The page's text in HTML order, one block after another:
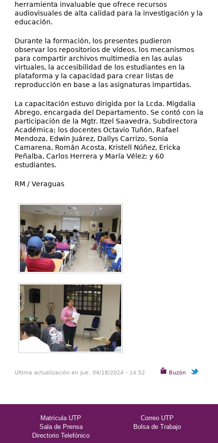
herramienta invaluable que ofrece recursos
audiovisuales de alta calidad para la investigación y la
educación.
Durante la formación, los presentes pudieron
observar los repositorios de vídeos, los mecanismos
para compartir archivos multimedia en las aulas
virtuales, la accesibilidad de los estudiantes en la
plataforma y la capacidad para crear listas de
reproducción en base a las asignaturas impartidas.
La capacitación estuvo dirigida por la Lcda. Migdalia
Abrego, encargada del Departamento. Se contó con la
participación de la Mgtr. Itzel Saavedra, Subdirectora
Académica; los docentes Octavio Tuñón, Rafael
Mendoza, Edwin Juárez, Dallys Carrizo, Sonia
Camarena, Román Acosta, Kristell Núñez, Ericka
Peñalba, Carlos Herrera y María Vélez; y 60
estudiantes.
RM / Veraguas
Buzón
Última actualización en Jue, 04/18/2024 - 14:52
Matrícula UTP
Correo UTP
Sala de Prensa
Bolsa de Trabajo
Directorio Telefónico